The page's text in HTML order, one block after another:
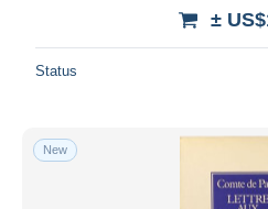
±
Status
New